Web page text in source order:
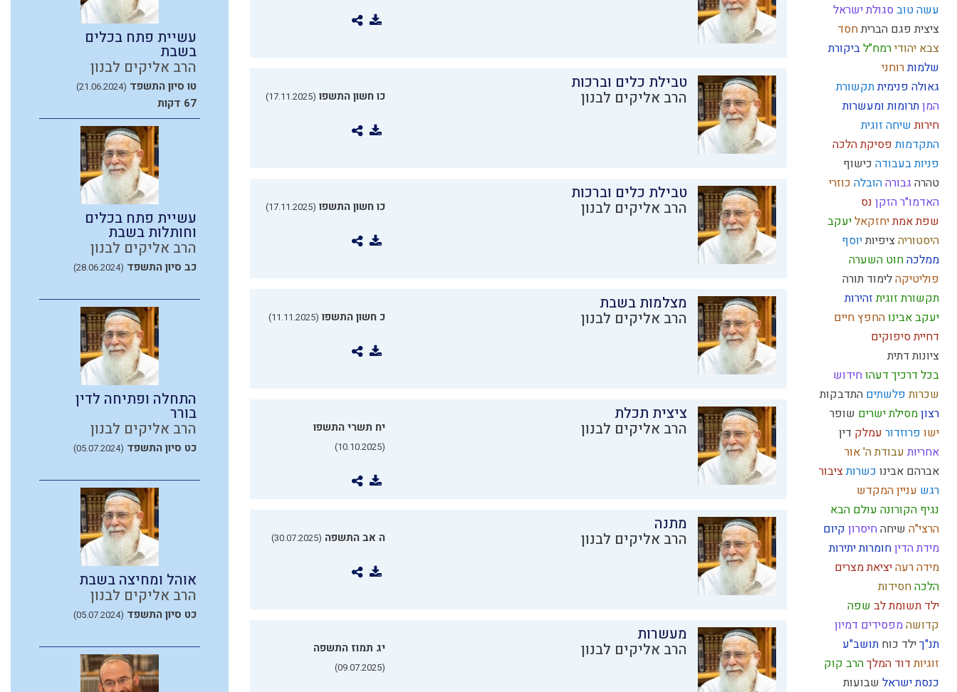
עשה טוב סגולת ישראל
ציציתפגם הבריתחסד
צבא יהודירמח"לביקורת
שלמותרוחני
גאולה פנימיתתקשורת
המןתרומות ומעשרות
חירותשיחה זוגית
התקדמותפסיקת הלכה
פניות בעבודה כישוף
טהרה גבורההובלה כוזרי
האדמו"ר הזקן נס
שפת אמתיחזקאליעקב
היסטוריהציפיותיוסף
ממלכהחוט השערה
פוליטיקהלימוד תורה
תקשורת זוגיתזהירות
יעקב אבינוהחפץ חיים
דחיית סיפוקים
ציונות דתית
בכל דרכיך דעהו חידוש
שכרותפלשתים התדבקות
רצוןמסילת ישרים שופר
ישו פרוזדור עמלק דין
אחריות עבודת ה'אור
אברהם אבינו כשרותציבור
רגש עניין המקדש
נגיף הקורונה עולם הבא
הרצי"ה שיחה חיסרון קיום
מידת הדיןחומרות יתירות
מידה רעהיציאת מצרים
הלכהחסידות
ילד תשומת לב שפה
קדושהמפסידים דמיון
תנ"ךילד כוח תושב"ע
זוגיותדוד המלךהרב קוק
כנסת ישראל שבועות
טבילת כלים וברכות
הרב אליקים לבנון כו חשון התשפו (17.11.2025)
טבילת כלים וברכות
הרב אליקים לבנון כו חשון התשפו (17.11.2025)
מצלמות בשבת
הרב אליקים לבנון כ חשון התשפו (11.11.2025)
ציצית תכלת
הרב אליקים לבנון יח תשרי התשפו
(10.10.2025)
מתנה
הרב אליקים לבנון ה אב התשפה (30.07.2025)
מעשרות
הרב אליקים לבנון יג תמוז התשפה
(09.07.2025)
עשיית פתח בכלים
בשבת
הרב אליקים לבנון
טו סיון התשפד (21.06.2024)
67 דקות
עשיית פתח בכלים
וחותלות בשבת
הרב אליקים לבנון
כב סיון התשפד (28.06.2024)
התחלה ופתיחה לדין
בורר
הרב אליקים לבנון
כט סיון התשפד (05.07.2024)
אוהל ומחיצה בשבת
הרב אליקים לבנון
כט סיון התשפד (05.07.2024)